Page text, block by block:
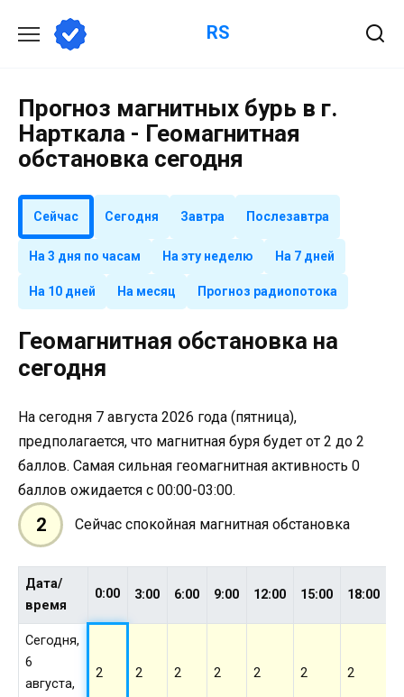
содержанию
RS
Прогноз магнитных бурь в г.
Нарткала - Геомагнитная
обстановка сегодня
Сейчас Сегодня Завтра Послезавтра
На 3 дня по часам На эту неделю На 7 дней
На 10 дней На месяц Прогноз радиопотока
Геомагнитная обстановка на
сегодня
На сегодня 7 августа 2026 года (пятница),
предполагается, что магнитная буря будет от 2 до 2
баллов. Самая сильная геомагнитная активность 0
баллов ожидается с 00:00-03:00.
2 Сейчас спокойная магнитная обстановка
Дата/
время
0:00 3:00 6:00 9:00 12:00 15:00 18:00
Сегодня,
6
августа,
2 2 2 2 2 2 2